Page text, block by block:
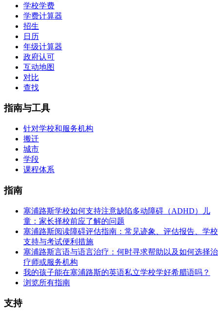
学校学费
学费计算器
招生
日历
年级计算器
政府认可
互动地图
对比
查找
指南与工具
针对学校和服务机构
搬迁
城市
学段
课程体系
指南
塞浦路斯学校如何支持注意缺陷多动障碍（ADHD）儿
童：家长择校前应了解的问题
塞浦路斯阅读障碍评估指南：常见迹象、评估报告、学校
支持与考试便利措施
塞浦路斯言语与语言治疗：何时寻求帮助以及如何选择治
疗师或服务机构
我的孩子能在塞浦路斯的英语私立学校学好希腊语吗？
浏览所有指南
支持